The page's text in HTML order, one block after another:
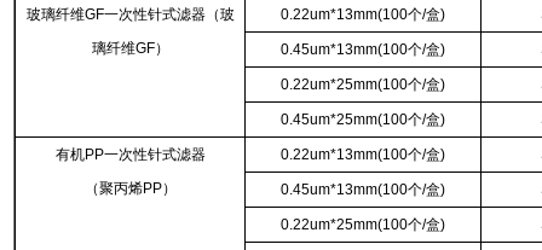
玻璃纤维GF一次性针式滤器（玻
璃纤维GF）
0.22um*13mm(100个/盒)
0.45um*13mm(100个/盒)
0.22um*25mm(100个/盒)
0.45um*25mm(100个/盒)
有机PP一次性针式滤器
（聚丙烯PP）
0.22um*13mm(100个/盒)
0.45um*13mm(100个/盒)
0.22um*25mm(100个/盒)